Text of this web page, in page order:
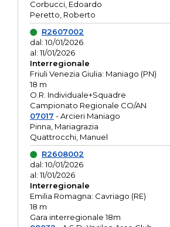
Corbucci, Edoardo
Peretto, Roberto
R2607002
dal: 10/01/2026
al: 11/01/2026
Interregionale
Friuli Venezia Giulia: Maniago (PN)
18 m
O.R. Individuale+Squadre
Campionato Regionale CO/AN
07017 - Arcieri Maniago
Pinna, Mariagrazia
Quattrocchi, Manuel
R2608002
dal: 10/01/2026
al: 11/01/2026
Interregionale
Emilia Romagna: Cavriago (RE)
18 m
Gara interregionale 18m